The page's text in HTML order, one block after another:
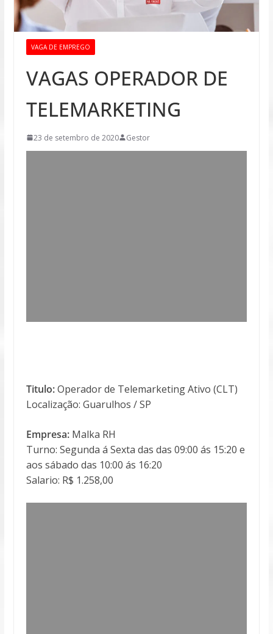
VAGA DE EMPREGO
VAGAS OPERADOR DE
TELEMARKETING
23 de setembro de 2020 Gestor
Titulo:Operador de Telemarketing Ativo (CLT)
Localização: Guarulhos / SP
Empresa:Malka RH
Turno: Segunda á Sexta das das 09:00 ás 15:20 e
aos sábado das 10:00 ás 16:20
Salario: R$ 1.258,00